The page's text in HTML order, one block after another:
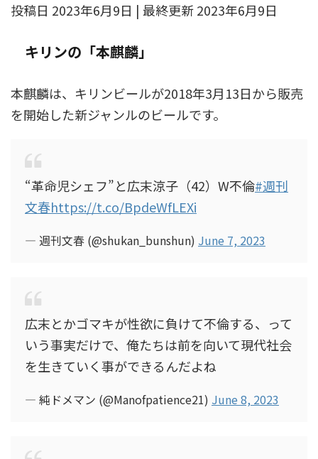
投稿日 2023年6月9日 | 最終更新 2023年6月9日
キリンの「本麒麟」
本麒麟は、キリンビールが2018年3月13日から販売
を開始した新ジャンルのビールです。
“革命児シェフ”と広末涼子（42）W不倫#週刊
文春https://t.co/BpdeWfLEXi
— 週刊文春 (@shukan_bunshun) June 7, 2023
広末とかゴマキが性欲に負けて不倫する、って
いう事実だけで、俺たちは前を向いて現代社会
を生きていく事ができるんだよね
— 純ドメマン (@Manofpatience21) June 8, 2023